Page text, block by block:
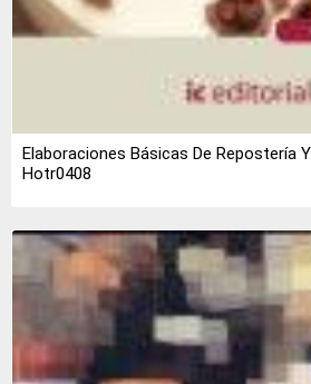
Elaboraciones Básicas De Repostería
Hotr0408